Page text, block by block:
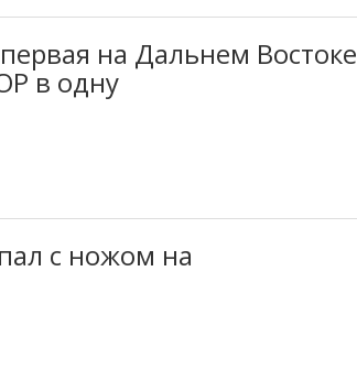
на Дальнем Востоке
в одну
с ножом на